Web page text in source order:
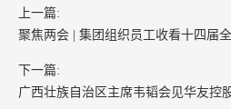
上一篇:
聚焦两会 | 集团组织员工收看十四届
下一篇:
广西壮族自治区主席韦韬会见华友控